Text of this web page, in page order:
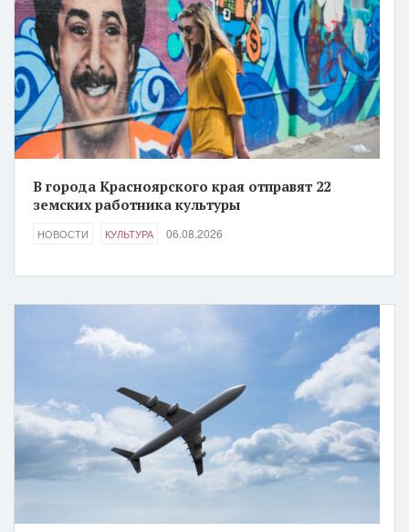
В города Красноярского края отправят 22
земских работника культуры
НОВОСТИ КУЛЬТУРА 06.08.2026